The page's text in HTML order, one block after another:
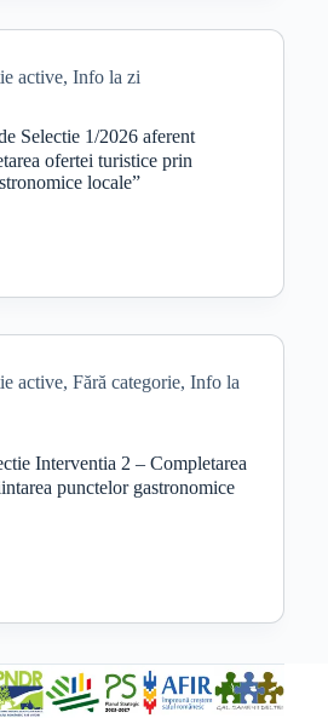
active, Info la zi
Selectie 1/2026 aferent
ofertei turistice prin
locale”
active, Fără categorie, Info la
Interventia 2 – Completarea
punctelor gastronomice